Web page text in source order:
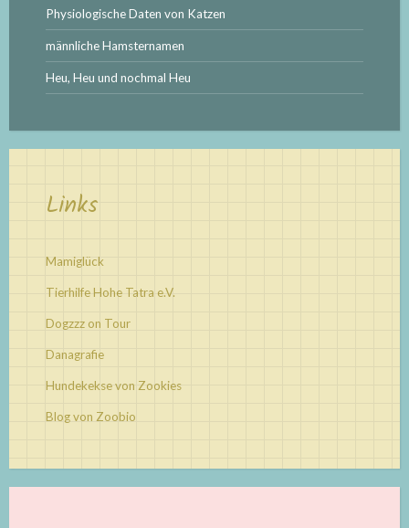
Physiologische Daten von Katzen
männliche Hamsternamen
Heu, Heu und nochmal Heu
Links
Mamiglück
Tierhilfe Hohe Tatra e.V.
Dogzzz on Tour
Danagrafie
Hundekekse von Zookies
Blog von Zoobio